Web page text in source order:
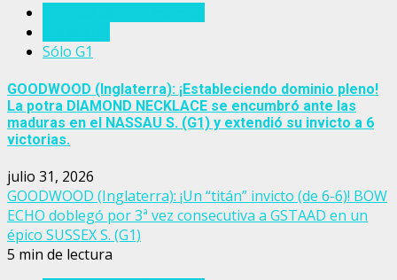
Sólo G1
GOODWOOD (Inglaterra): ¡Estableciendo dominio pleno!
La potra DIAMOND NECKLACE se encumbró ante las
maduras en el NASSAU S. (G1) y extendió su invicto a 6
victorias.
julio 31, 2026
GOODWOOD (Inglaterra): ¡Un “titán” invicto (de 6-6)! BOW
ECHO doblegó por 3ª vez consecutiva a GSTAAD en un
épico SUSSEX S. (G1)
5 min de lectura